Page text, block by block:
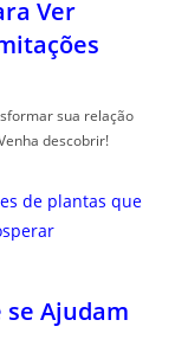
Ver
sua relação
descobrir!
se Ajudam